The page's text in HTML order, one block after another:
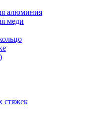
алюминия
меди
стяжек